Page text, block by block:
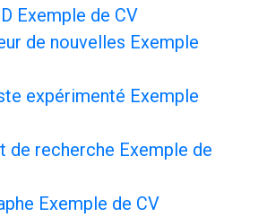
Exemple de CV
de nouvelles Exemple
expérimenté Exemple
de recherche Exemple de
Exemple de CV